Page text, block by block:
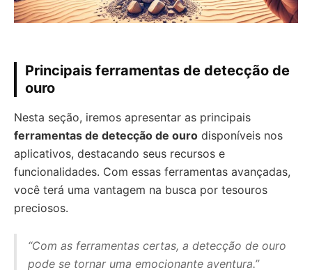
Principais ferramentas de detecção de
ouro
Nesta seção, iremos apresentar as principais
ferramentas de detecção de ouro disponíveis nos
aplicativos, destacando seus recursos e
funcionalidades. Com essas ferramentas avançadas,
você terá uma vantagem na busca por tesouros
preciosos.
“Com as ferramentas certas, a detecção de ouro
pode se tornar uma emocionante aventura.”